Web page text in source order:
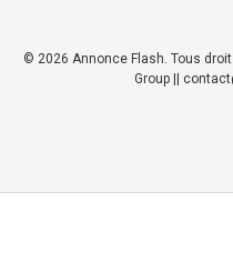
© 2026 Annonce Flash. Tous
Group ||